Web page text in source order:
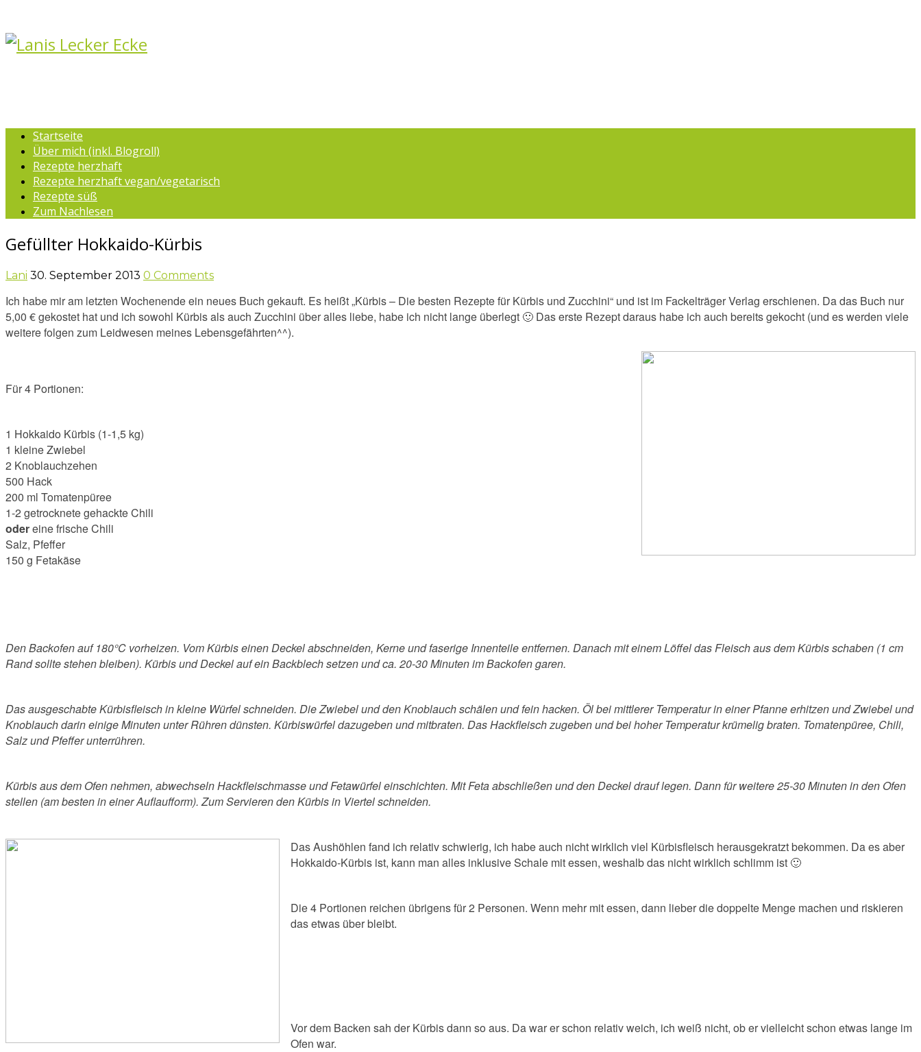
Startseite
Über mich (inkl. Blogroll)
Rezepte herzhaft
Rezepte herzhaft vegan/vegetarisch
Rezepte süß
Zum Nachlesen
Gefüllter Hokkaido-Kürbis
Lani 30. September 2013 0 Comments
Ich habe mir am letzten Wochenende ein neues Buch gekauft. Es heißt „Kürbis – Die besten Rezepte für Kürbis und Zucchini“ und ist im Fackelträger Verlag erschienen. Da das Buch nur
5,00 € gekostet hat und ich sowohl Kürbis als auch Zucchini über alles liebe, habe ich nicht lange überlegt 🙂 Das erste Rezept daraus habe ich auch bereits gekocht (und es werden viele
weitere folgen zum Leidwesen meines Lebensgefährten^^).
Für 4 Portionen:
1 Hokkaido Kürbis (1-1,5 kg)
1 kleine Zwiebel
2 Knoblauchzehen
500 Hack
200 ml Tomatenpüree
1-2 getrocknete gehackte Chili
odereine frische Chili
Salz, Pfeffer
150 g Fetakäse
Den Backofen auf 180°C vorheizen. Vom Kürbis einen Deckel abschneiden, Kerne und faserige Innenteile entfernen. Danach mit einem Löffel das Fleisch aus dem Kürbis schaben (1 cm
Rand sollte stehen bleiben). Kürbis und Deckel auf ein Backblech setzen und ca. 20-30 Minuten im Backofen garen.
Das ausgeschabte Kürbisfleisch in kleine Würfel schneiden. Die Zwiebel und den Knoblauch schälen und fein hacken. Öl bei mittlerer Temperatur in einer Pfanne erhitzen und Zwiebel und
Knoblauch darin einige Minuten unter Rühren dünsten. Kürbiswürfel dazugeben und mitbraten. Das Hackfleisch zugeben und bei hoher Temperatur krümelig braten. Tomatenpüree, Chili,
Salz und Pfeffer unterrühren.
Kürbis aus dem Ofen nehmen, abwechseln Hackfleischmasse und Fetawürfel einschichten. Mit Feta abschließen und den Deckel drauf legen. Dann für weitere 25-30 Minuten in den Ofen
stellen (am besten in einer Auflaufform). Zum Servieren den Kürbis in Viertel schneiden.
Das Aushöhlen fand ich relativ schwierig, ich habe auch nicht wirklich viel Kürbisfleisch herausgekratzt bekommen. Da es aber
Hokkaido-Kürbis ist, kann man alles inklusive Schale mit essen, weshalb das nicht wirklich schlimm ist 🙂
Die 4 Portionen reichen übrigens für 2 Personen. Wenn mehr mit essen, dann lieber die doppelte Menge machen und riskieren
das etwas über bleibt.
Vor dem Backen sah der Kürbis dann so aus. Da war er schon relativ weich, ich weiß nicht, ob er vielleicht schon etwas lange im
Ofen war.